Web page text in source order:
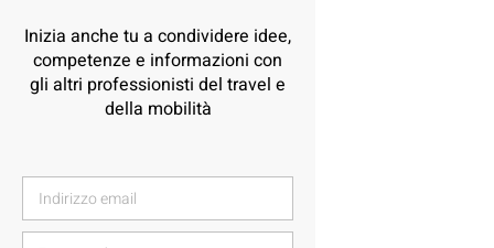
Inizia anche tu a condividere idee,
competenze e informazioni con
gli altri professionisti del travel e
della mobilità